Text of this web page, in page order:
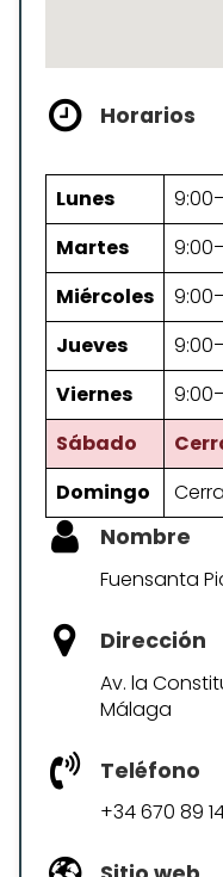
Horarios
Lunes
Martes
Miércoles
Jueves
Viernes
Sábado
Domingo
Nombre
Fuensanta
Dirección
Av. la
Málaga
Teléfono
+34 670 89